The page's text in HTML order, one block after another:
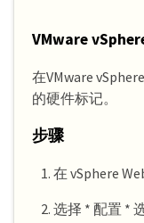
VMware
在VMware
的硬件标记。
步骤
在 vSphere
选择 * 配置 *